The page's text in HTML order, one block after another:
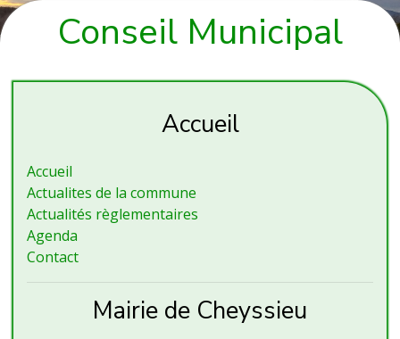
Conseil Municipal
Accueil
Accueil
Actualites de la commune
Actualités règlementaires
Agenda
Contact
Mairie de Cheyssieu